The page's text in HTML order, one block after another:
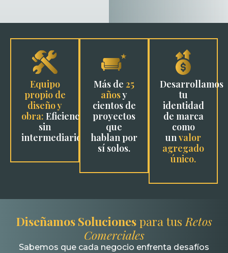
Equipo
propio de
diseño y
obra: Eficiencia
sin
intermediarios.
Más de 25
añosy
cientos de
proyectos
que
hablan por
sí solos.
Desarrollamos
tu
identidad
de marca
como
unvalor
agregado
único.
Diseñamos Solucionespara tusRetos
Comerciales
Sabemos que cada negocio enfrenta desafíos